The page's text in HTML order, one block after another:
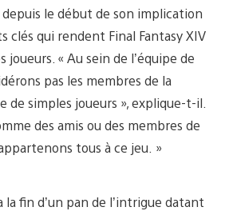
le début de son implication
clés qui rendent Final Fantasy XIV
joueurs. « Au sein de l’équipe de
pas les membres de la
de simples joueurs », explique-t-il.
des amis ou des membres de
tous à ce jeu. »
la fin d’un pan de l’intrigue datant